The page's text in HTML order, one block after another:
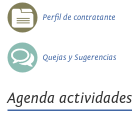
Perfil de contratante
Quejas y Sugerencias
Agenda actividades